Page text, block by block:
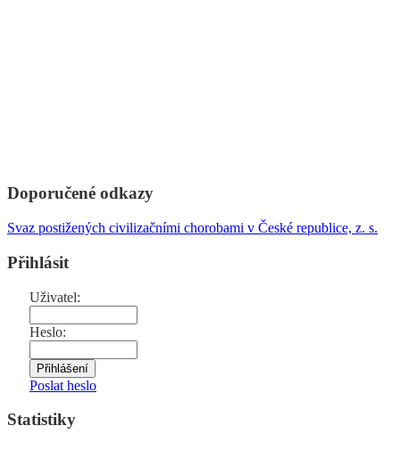
Doporučené odkazy
Svaz postižených civilizačními chorobami v České republice, z. s.
Přihlásit
Uživatel:
Heslo:
Poslat heslo
Statistiky